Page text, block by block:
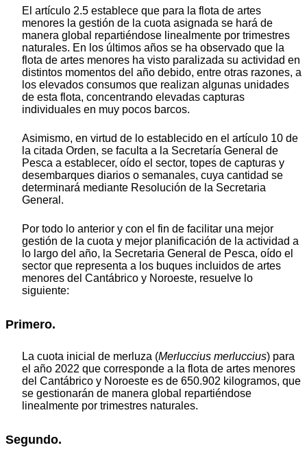
El artículo 2.5 establece que para la flota de artes
menores la gestión de la cuota asignada se hará de
manera global repartiéndose linealmente por trimestres
naturales. En los últimos años se ha observado que la
flota de artes menores ha visto paralizada su actividad en
distintos momentos del año debido, entre otras razones, a
los elevados consumos que realizan algunas unidades
de esta flota, concentrando elevadas capturas
individuales en muy pocos barcos.
Asimismo, en virtud de lo establecido en el artículo 10 de
la citada Orden, se faculta a la Secretaría General de
Pesca a establecer, oído el sector, topes de capturas y
desembarques diarios o semanales, cuya cantidad se
determinará mediante Resolución de la Secretaria
General.
Por todo lo anterior y con el fin de facilitar una mejor
gestión de la cuota y mejor planificación de la actividad a
lo largo del año, la Secretaria General de Pesca, oído el
sector que representa a los buques incluidos de artes
menores del Cantábrico y Noroeste, resuelve lo
siguiente:
Primero.
La cuota inicial de merluza (Merluccius merluccius) para
el año 2022 que corresponde a la flota de artes menores
del Cantábrico y Noroeste es de 650.902 kilogramos, que
se gestionarán de manera global repartiéndose
linealmente por trimestres naturales.
Segundo.